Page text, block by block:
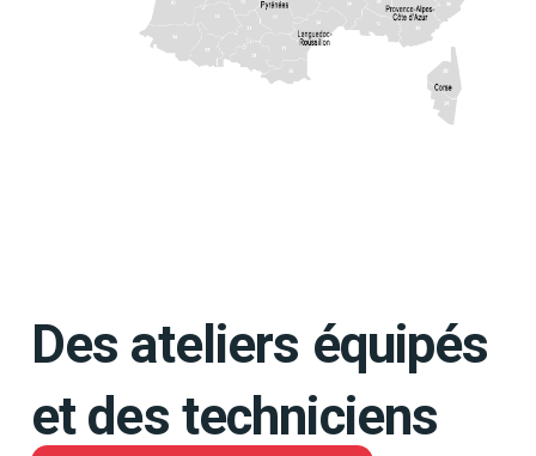
Des ateliers équipés
et des techniciens